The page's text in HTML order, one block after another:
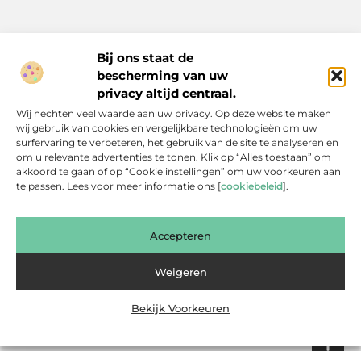
Bij ons staat de
bescherming van uw
privacy altijd centraal.
Wij hechten veel waarde aan uw privacy. Op deze website maken
wij gebruik van cookies en vergelijkbare technologieën om uw
surfervaring te verbeteren, het gebruik van de site te analyseren en
om u relevante advertenties te tonen. Klik op “Alles toestaan” om
akkoord te gaan of op “Cookie instellingen” om uw voorkeuren aan
te passen. Lees voor meer informatie ons [cookiebeleid].
Accepteren
Weigeren
Bekijk Voorkeuren
Inspiratie, tips en verhalen voor elk moment.
Ontdek een breed scala aan artikelen en blogs die je dagelijks
leven verrijken, van praktische adviezen tot boeiende verhalen.
Bericht categorie
Onze informatie
Cookiebeleid (EU)